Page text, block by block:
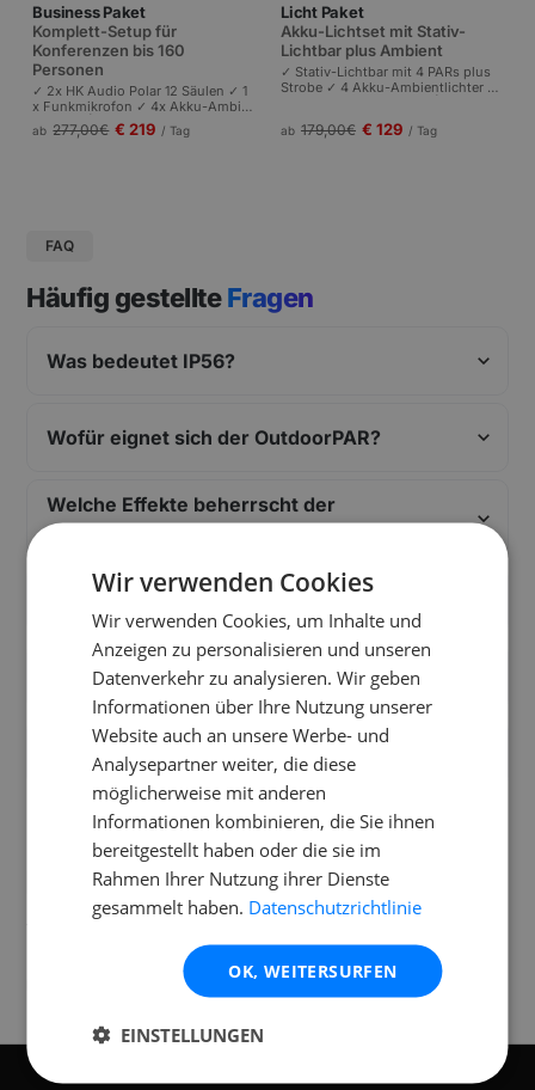
Business Paket
Komplett-Setup für
Konferenzen bis 160
Personen
✓ 2x HK Audio Polar 12 Säulen ✓ 1
x Funkmikrofon ✓ 4x Akku-Ambie
ntlichter | Komplettes Setup für Ta
gungen und Pressekonferenzen |
ab 277,00€ € 219 / Tag
Licht Paket
Akku-Lichtset mit Stativ-
Lichtbar plus Ambient
✓ Stativ-Lichtbar mit 4 PARs plus
Strobe ✓ 4 Akku-Ambientlichter ✓
ersonen.
ab 179,00€ € 129 / Tag
FAQ
Häufig gestellteFragen
Was bedeutet IP56?
Wofür eignet sich der OutdoorPAR?
Welche Effekte beherrscht der
OutdoorPAR?
Wie wird der OutdoorPAR gesteuert?
Wie viele Pars brauche ich für mein Event?
Was ist im Mietumfang enthalten?
Standorte
Wir verwenden Cookies
Wir verwenden Cookies, um Inhalte und
Anzeigen zu personalisieren und unseren
Datenverkehr zu analysieren. Wir geben
Informationen über Ihre Nutzung unserer
Website auch an unsere Werbe- und
Analysepartner weiter, die diese
möglicherweise mit anderen
Informationen kombinieren, die Sie ihnen
bereitgestellt haben oder die sie im
Rahmen Ihrer Nutzung ihrer Dienste
gesammelt haben. Datenschutzrichtlinie
OK, WEITERSURFEN
EINSTELLUNGEN